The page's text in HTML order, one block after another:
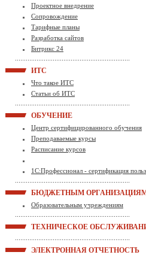
Проектное внедрение
Сопровождение
Тарифные планы
Разработка сайтов
Битрикс 24
ИТС
Что такое ИТС
Статьи об ИТС
ОБУЧЕНИЕ
Центр сертифицированного обучения
Преподаваемые курсы
Расписание курсов
1С:Профессионал - сертификация
БЮДЖЕТНЫМ
Образовательным учреждениям
ТЕХНИЧЕСКОЕ
ЭЛЕКТРОННАЯ ОТЧЕТНОСТЬ